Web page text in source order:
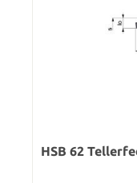
HSB 62